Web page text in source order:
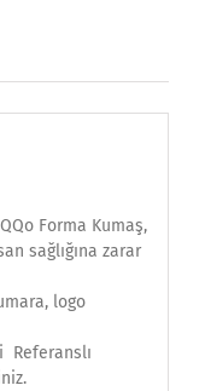
Forma Kumaş,
sağlığına zarar
logo
Referanslı